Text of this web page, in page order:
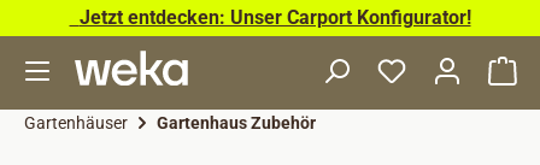
Zum Hauptinhalt springen
Jetzt entdecken: Unser Carport Konfigurator!
Gartenhäuser Gartenhaus Zubehör